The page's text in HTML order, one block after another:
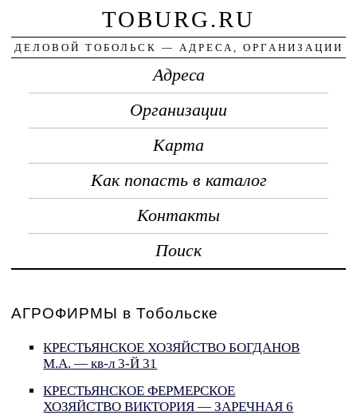
TOBURG.RU
ДЕЛОВОЙ ТОБОЛЬСК — АДРЕСА, ОРГАНИЗАЦИИ
Адреса
Организации
Карта
Как попасть в каталог
Контакты
Поиск
АГРОФИРМЫ в Тобольске
КРЕСТЬЯНСКОЕ ХОЗЯЙСТВО БОГДАНОВ
М.А. — кв-л 3-Й 31
КРЕСТЬЯНСКОЕ ФЕРМЕРСКОЕ
ХОЗЯЙСТВО ВИКТОРИЯ — ЗАРЕЧНАЯ 6